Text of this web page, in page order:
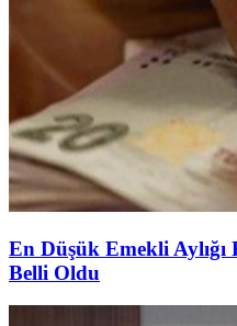
En Düşük Emekli
Belli Oldu